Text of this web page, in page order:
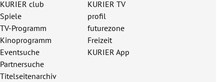
KURIER club
Spiele
TV-Programm
Kinoprogramm
Eventsuche
Partnersuche
Titelseitenarchiv
KURIER TV
profil
futurezone
Freizeit
KURIER App